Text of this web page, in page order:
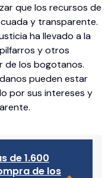
que los recursos de
y transparente.
ha llevado a la
y otros
de los bogotanos.
pueden estar
por sus intereses y
de 1.600
de los